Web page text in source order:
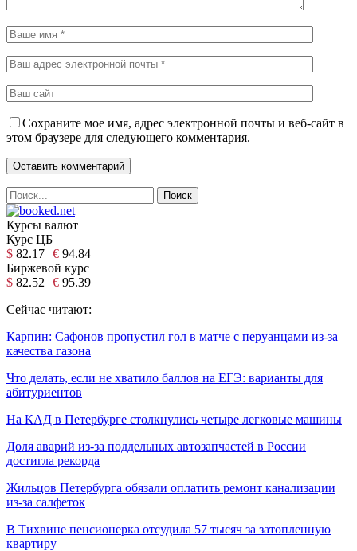
Сохраните мое имя, адрес электронной почты и веб-сайт в
этом браузере для следующего комментария.
Курсы валют
Курс ЦБ
$ 82.17 € 94.84
Биржевой курс
$ 82.52 € 95.39
Сейчас читают:
Карпин: Сафонов пропустил гол в матче с перуанцами из-за
качества газона
Что делать, если не хватило баллов на ЕГЭ: варианты для
абитуриентов
На КАД в Петербурге столкнулись четыре легковые машины
Доля аварий из-за поддельных автозапчастей в России
достигла рекорда
Жильцов Петербурга обязали оплатить ремонт канализации
из-за салфеток
В Тихвине пенсионерка отсудила 57 тысяч за затопленную
квартиру